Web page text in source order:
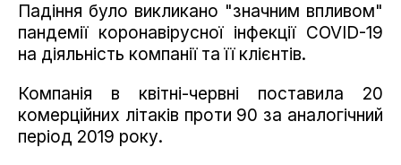
Падіння було викликано "значним впливом"
пандемії коронавірусної інфекції COVID-19
на діяльність компанії та її клієнтів.
Компанія в квітні-червні поставила 20
комерційних літаків проти 90 за аналогічний
період 2019 року.